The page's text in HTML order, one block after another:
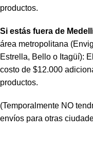
productos.
Si estás fuera de
área metropolitana
Estrella, Bello o Itagüí):
costo de $12.000
productos.
(Temporalmente NO
envíos para otras